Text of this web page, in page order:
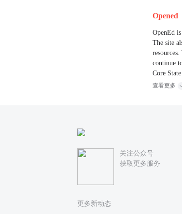
Opened
OpenEd
The site
continue
Core
查看更多
关注公众号
获取更多服务
更多新动态